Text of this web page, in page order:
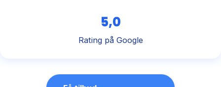
5,0
Rating på Google